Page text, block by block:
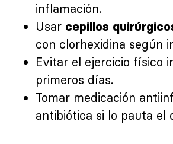
inflamación.
Usar cepillos
con clorhexidina según
Evitar el ejercicio físico
primeros días.
Tomar medicación
antibiótica si lo pauta el